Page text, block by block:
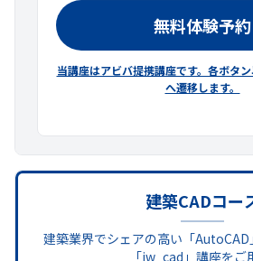
無料体験予約
当講座はアビバ提携講座です。各ボタ
へ遷移します。
建築CADコー
建築業界でシェアの高い「
「jw_cad」講座をご